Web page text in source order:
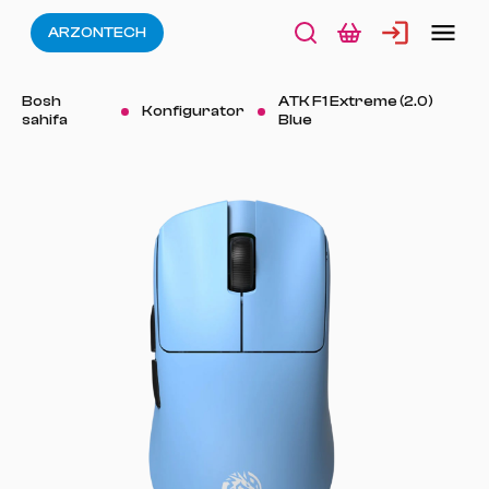
ARZONTECH
Bosh
sahifa
Konfigurator
ATK F1 Extreme (2.0)
Blue